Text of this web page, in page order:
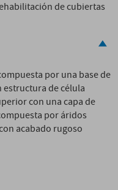
de cubiertas
por una base de
de célula
con una capa de
por áridos
acabado rugoso